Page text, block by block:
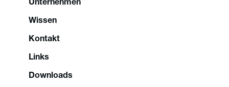
Wissen
Kontakt
Links
Downloads